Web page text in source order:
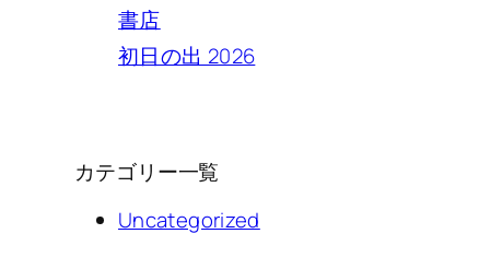
書店
初日の出 2026
カテゴリー一覧
Uncategorized